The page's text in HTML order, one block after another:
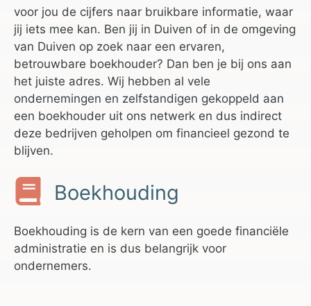
voor jou de cijfers naar bruikbare informatie, waar
jij iets mee kan. Ben jij in Duiven of in de omgeving
van Duiven op zoek naar een ervaren,
betrouwbare boekhouder? Dan ben je bij ons aan
het juiste adres. Wij hebben al vele
ondernemingen en zelfstandigen gekoppeld aan
een boekhouder uit ons netwerk en dus indirect
deze bedrijven geholpen om financieel gezond te
blijven.
Boekhouding
Boekhouding is de kern van een goede financiële
administratie en is dus belangrijk voor
ondernemers.